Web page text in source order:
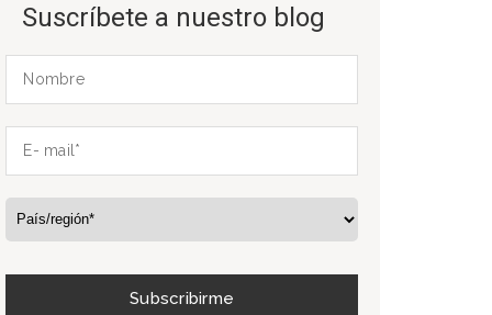
Suscríbete a nuestro blog